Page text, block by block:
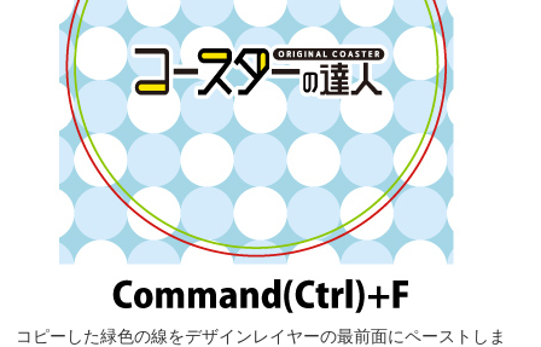
コピーした緑色の線をデザインレイヤーの最前面にペーストしま